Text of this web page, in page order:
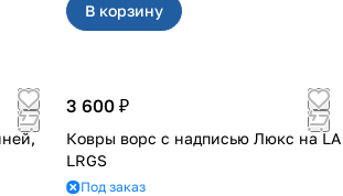
В корзину
3 600 ₽
Ковры ворс с надписью Люкс на LA
LRGS
Под заказ